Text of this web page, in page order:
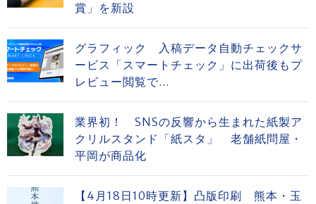
賞」を新設
グラフィック 入稿データ自動チェックサ
ービス「スマートチェック」に出荷後もプ
レビュー閲覧で...
業界初！ SNSの反響から生まれた紙製ア
クリルスタンド「紙スタ」 老舗紙問屋・
平岡が商品化
【4月18日10時更新】凸版印刷 熊本・玉